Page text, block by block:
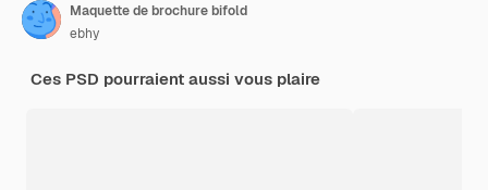
Maquette de brochure bifold
ebhy
Ces PSD pourraient aussi vous plaire